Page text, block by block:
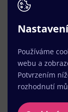
Společnost
referencí a
probíhala
Nastavení
Používáme
webu a
Potvrzením
rozhodnutí